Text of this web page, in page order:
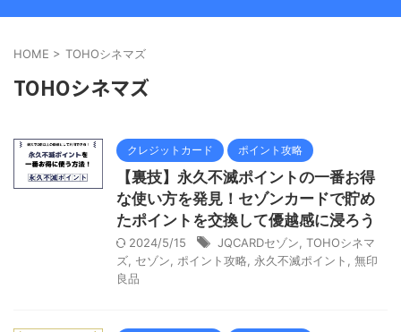
HOME > TOHOシネマズ
TOHOシネマズ
クレジットカード ポイント攻略
【裏技】永久不滅ポイントの一番お得
な使い方を発見！セゾンカードで貯め
たポイントを交換して優越感に浸ろう
2024/5/15 JQCARDセゾン TOHOシネマ
ズ セゾン ポイント攻略 永久不滅ポイント
無印
良品